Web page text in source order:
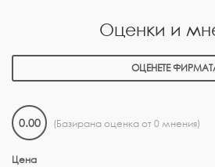
Оценки и
ОЦЕНЕТЕ
0.00 (Базирана оценка от 0 мнения)
Цена